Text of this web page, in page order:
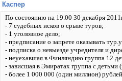
Каспер
По состоянию на 19.00 30 декабря
- 7 судебных исков о срыве туров;
- 1 уголовное дело;
- предписание о запрете оказывать
- подписка о невыезде учредителя и
- неуехавшая в Финляндию группа 12
- зависшая в Эмиратах группа с детьми
- более 1 000 000 (один миллион)